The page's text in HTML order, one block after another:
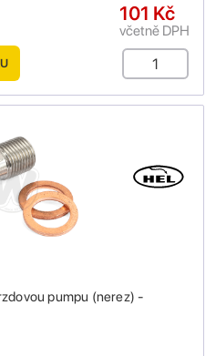
101 Kč
včetně DPH
pumpu (nerez) -